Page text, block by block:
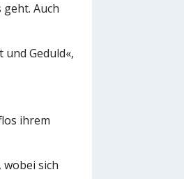
Auch
Geduld«,
ihrem
sich